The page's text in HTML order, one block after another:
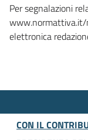
Per segnalazioni
www.normattiva.it/
elettronica red
CON IL